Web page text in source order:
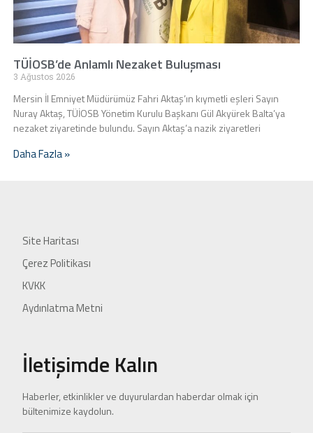
TÜİOSB’de Anlamlı Nezaket Buluşması
3 Ağustos 2026
Mersin İl Emniyet Müdürümüz Fahri Aktaş’ın kıymetli eşleri Sayın
Nuray Aktaş, TÜİOSB Yönetim Kurulu Başkanı Gül Akyürek Balta’ya
nezaket ziyaretinde bulundu. Sayın Aktaş’a nazik ziyaretleri
Daha Fazla »
Site Haritası
Çerez Politikası
KVKK
Aydınlatma Metni
İletişimde Kalın
Haberler, etkinlikler ve duyurulardan haberdar olmak için
bültenimize kaydolun.